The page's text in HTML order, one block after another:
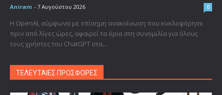
Aniram - 7 Αυγούστου 2026 0
Η OpenAI, σύμφωνα με επίσημη ανακοίνωση που κυκλοφόρησε
πριν από λίγες ώρες, αφαιρεί τα όρια στη συνομιλία για όλους
τους χρήστες του ChatGPT στα...
ΤΕΛΕΥΤΑΙΕΣ ΠΡΟΣΦΟΡΕΣ